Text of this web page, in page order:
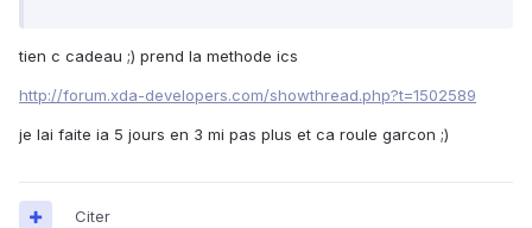
tien c cadeau ;) prend la methode ics
http://forum.xda-developers.com/showthread.php?t=1502589
je lai faite ia 5 jours en 3 mi pas plus et ca roule garcon ;)
Citer